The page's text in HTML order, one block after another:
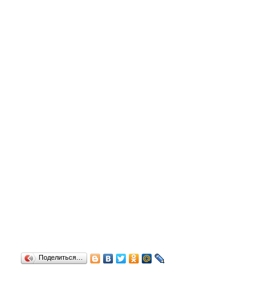
Поделиться…